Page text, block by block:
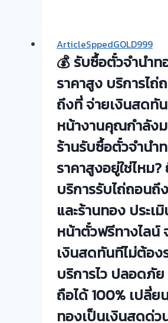
ไทร
ม้า
นนทบุรี
ทอง
ยินดี
บริการ
รับ
ไถ่ถอน
ถึง
โรง
จำนำ
ร้าน
ทอง
ประเมิน
หน้า
ตั๋ว
ฟรี
จ่าย
ทันที
ไม่
ArticleSppedGOLD999
💰 รับซื้อตั๋วจำนำท
ราคาสูง บริการไถ่
ถึงที่ จ่ายเงินสดทั
หน้างานคุณกำลัง
ร้านรับซื้อตั๋วจำนำ
ราคาสูงอยู่ใช่ไหม
บริการรับไถ่ถอนถึ
และร้านทอง ประเ
หน้าตั๋วฟรีทางไลน์
เงินสดทันทีไม่ต้อง
บริการไว ปลอดภัย
ถือได้ 100% เปลี่ย
ทองเป็นเงินสดด่ว